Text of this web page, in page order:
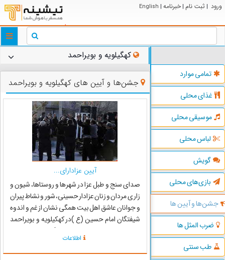
ورود | ثبت نام | خبرنامه |
English
تمامی موارد
غذای محلی
موسیقی محلی
لباس محلی
گویش
بازی‌های محلی
جشن‌ها و آیین ها
ضرب المثل ها
طب سنتی
کهگیلویه و بویراحمد
جشن‌ها و آیین های کهگیلویه و بویراحمد
آیین عزادارای...
صدای سنج و طبل عزا در شهرها و روستاها، شیون و
زاری مردان و زنان عزادار حسینی، شور و نشاط پیران
و جوانان عاشق اهل بیت همگی نشان از غم و اندوه
شیفتگان امام حسین (ع )در کهکیلویه و بویراحمد
دارد. نماد هایی از کربلا و قبر شش گوش حضرت علی
اکبر(ع) ساخته شده از آلومینیوم و چوب و نصب
لامپ هایی...
اطلاعات